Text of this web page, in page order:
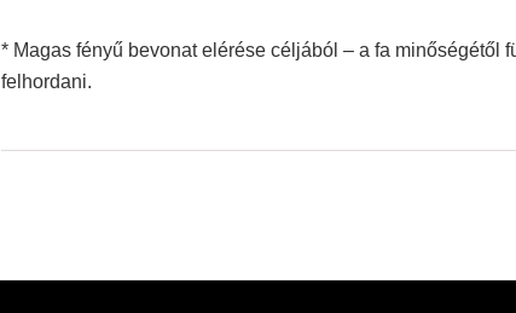
* Magas fényű bevonat elérése céljából – a fa minőségétől
felhordani.